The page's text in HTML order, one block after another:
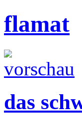
flamat
das